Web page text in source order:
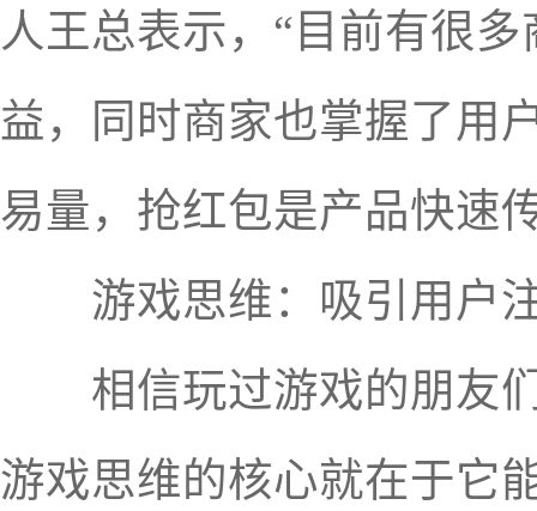
人王总表示，“目前有很
益，同时商家也掌握了用
易量，抢红包是产品快速
游戏思维：吸引用户注
相信玩过游戏的朋友们
游戏思维的核心就在于它